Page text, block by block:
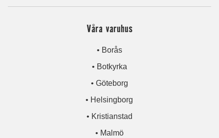
Våra varuhus
• Borås
• Botkyrka
• Göteborg
• Helsingborg
• Kristianstad
• Malmö